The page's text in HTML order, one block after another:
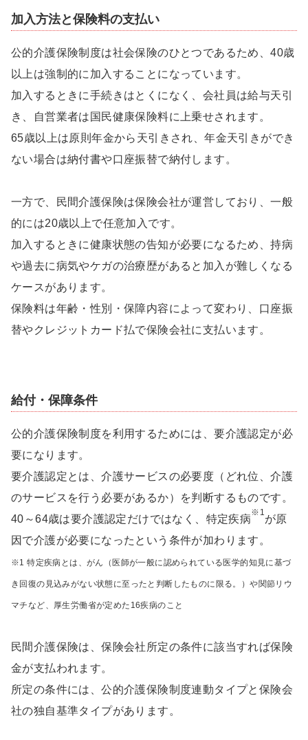
加入方法と保険料の支払い
公的介護保険制度は社会保険のひとつであるため、40歳
以上は強制的に加入することになっています。
加入するときに手続きはとくになく、会社員は給与天引
き、自営業者は国民健康保険料に上乗せされます。
65歳以上は原則年金から天引きされ、年金天引きができ
ない場合は納付書や口座振替で納付します。
一方で、民間介護保険は保険会社が運営しており、一般
的には20歳以上で任意加入です。
加入するときに健康状態の告知が必要になるため、持病
や過去に病気やケガの治療歴があると加入が難しくなる
ケースがあります。
保険料は年齢・性別・保障内容によって変わり、口座振
替やクレジットカード払で保険会社に支払います。
給付・保障条件
公的介護保険制度を利用するためには、要介護認定が必
要になります。
要介護認定とは、介護サービスの必要度（どれ位、介護
のサービスを行う必要があるか）を判断するものです。
40～64歳は要介護認定だけではなく、特定疾病
※1
が原
因で介護が必要になったという条件が加わります。
※1 特定疾病とは、がん（医師が一般に認められている医学的知見に基づ
き回復の見込みがない状態に至ったと判断したものに限る。）や関節リウ
マチなど、厚生労働省が定めた16疾病のこと
民間介護保険は、保険会社所定の条件に該当すれば保険
金が支払われます。
所定の条件には、公的介護保険制度連動タイプと保険会
社の独自基準タイプがあります。